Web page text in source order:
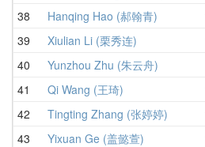
38 Hanqing Hao (郝翰青)
39 Xiulian Li (栗秀连)
40 Yunzhou Zhu (朱云舟)
41 Qi Wang (王琦)
42 Tingting Zhang (张婷婷)
43 Yixuan Ge (盖懿萱)